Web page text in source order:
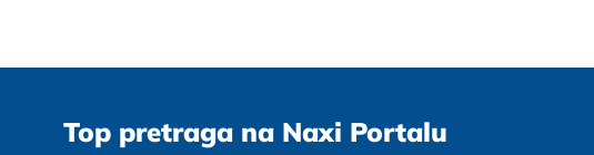
Top pretraga na Naxi Portalu